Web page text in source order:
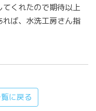
くれたので期待以上
ば、水洗工房さん指
に戻る